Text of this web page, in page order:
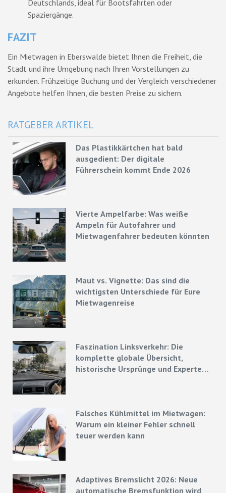
Deutschlands, ideal für Bootsfahrten oder
Spaziergänge.
FAZIT
Ein Mietwagen in Eberswalde bietet Ihnen die Freiheit, die
Stadt und ihre Umgebung nach Ihren Vorstellungen zu
erkunden. Frühzeitige Buchung und der Vergleich verschiedener
Angebote helfen Ihnen, die besten Preise zu sichern.
RATGEBER ARTIKEL
Das Plastikkärtchen hat bald
ausgedient: Der digitale
Führerschein kommt Ende 2026
Vierte Ampelfarbe: Was weiße
Ampeln für Autofahrer und
Mietwagenfahrer bedeuten könnten
Maut vs. Vignette: Das sind die
wichtigsten Unterschiede für Eure
Mietwagenreise
Faszination Linksverkehr: Die
komplette globale Übersicht,
historische Ursprünge und Experten-
Falsches Kühlmittel im Mietwagen:
Warum ein kleiner Fehler schnell
teuer werden kann
Adaptives Bremslicht 2026: Neue
automatische Bremsfunktion wird